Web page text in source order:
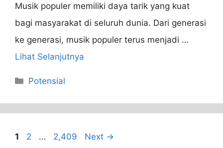
Musik populer memiliki daya tarik yang kuat
bagi masyarakat di seluruh dunia. Dari generasi
ke generasi, musik populer terus menjadi …
Lihat Selanjutnya
Categories
Potensial
Page
1 Page
2 … Page
2,409 Next →